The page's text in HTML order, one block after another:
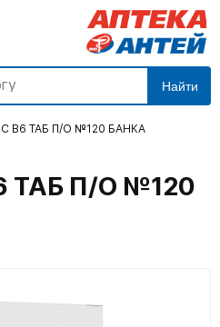
Найти
B6 ТАБ П/О №120 БАНКА
ТАБ П/О №120